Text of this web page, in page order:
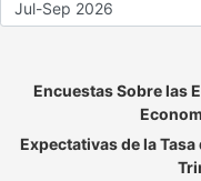
Accesibilidad de
Encuestas Sobre las
Expectativas de la